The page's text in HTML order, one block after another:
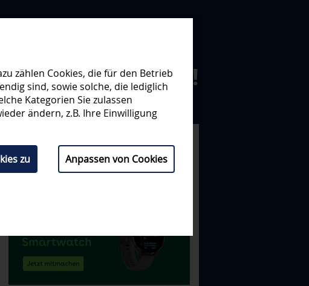
ZUSAMMEN!
ORGANISATION PARTNER
zählen Cookies, die für den Betrieb
sind, sowie solche, die lediglich
Kategorien Sie zulassen
ändern, z.B. Ihre Einwilligung
zu Anpassen von Cookies